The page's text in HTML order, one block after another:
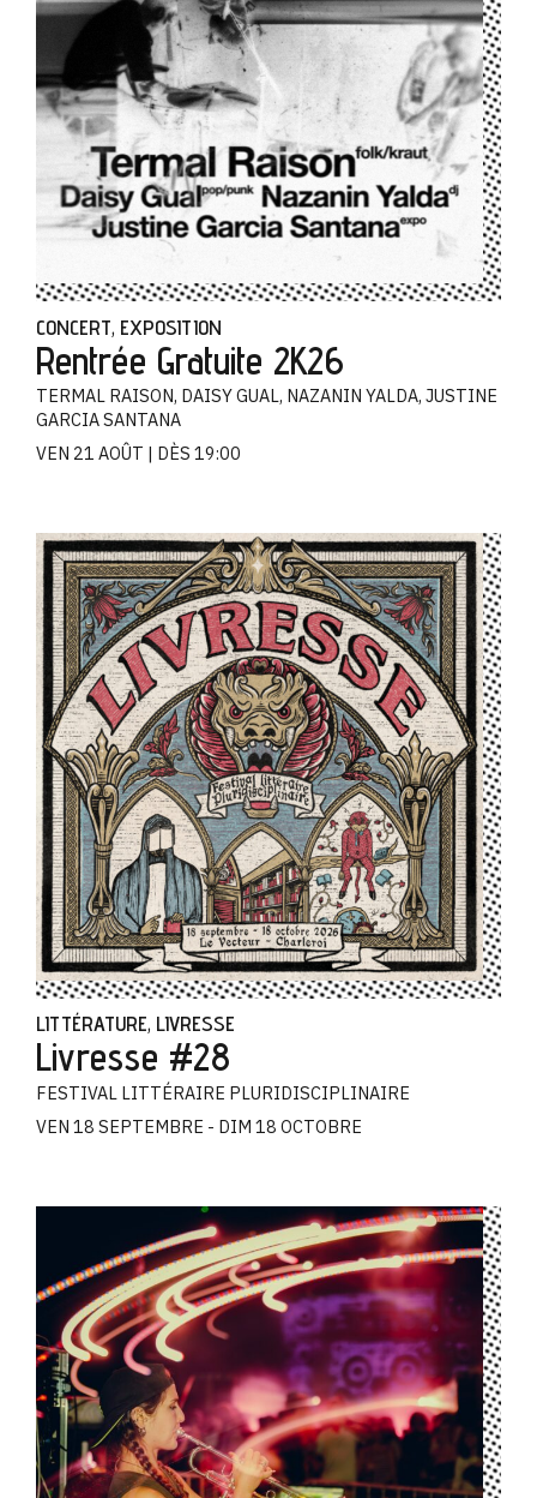
CONCERT, EXPOSITION
Rentrée Gratuite 2K26
TERMAL RAISON, DAISY GUAL, NAZANIN YALDA, JUSTINE
GARCIA SANTANA
VEN 21 AOÛT
DÈS 19:00
LITTÉRATURE, LIVRESSE
Livresse #28
FESTIVAL LITTÉRAIRE PLURIDISCIPLINAIRE
VEN 18 SEPTEMBRE - DIM 18 OCTOBRE